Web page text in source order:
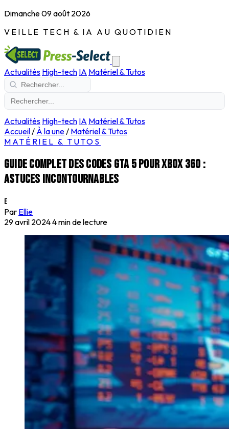
Dimanche 09 août 2026
VEILLE TECH & IA AU QUOTIDIEN
Actualités High-tech IA Matériel & Tutos
Actualités High-tech IA Matériel & Tutos
Accueil/ À la une/ Matériel & Tutos
MATÉRIEL & TUTOS
Guide complet des codes GTA 5 pour Xbox 360 :
astuces incontournables
E
Par Ellie
29 avril 20244 min de lecture